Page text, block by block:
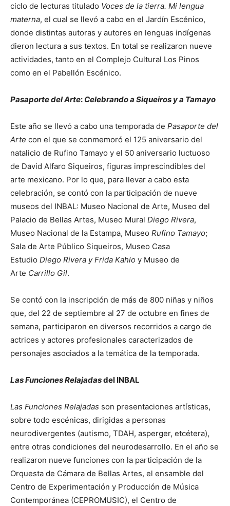
ciclo de lecturas titulado Voces de la tierra. Mi lengua
materna, el cual se llevó a cabo en el Jardín Escénico,
donde distintas autoras y autores en lenguas indígenas
dieron lectura a sus textos. En total se realizaron nueve
actividades, tanto en el Complejo Cultural Los Pinos
como en el Pabellón Escénico.
Pasaporte del Arte: Celebrando a Siqueiros y a Tamayo
Este año se llevó a cabo una temporada de Pasaporte del
Arte con el que se conmemoró el 125 aniversario del
natalicio de Rufino Tamayo y el 50 aniversario luctuoso
de David Alfaro Siqueiros, figuras imprescindibles del
arte mexicano. Por lo que, para llevar a cabo esta
celebración, se contó con la participación de nueve
museos del INBAL: Museo Nacional de Arte, Museo del
Palacio de Bellas Artes, Museo Mural Diego Rivera,
Museo Nacional de la Estampa, Museo Rufino Tamayo;
Sala de Arte Público Siqueiros, Museo Casa
Estudio Diego Rivera y Frida Kahlo y Museo de
Arte Carrillo Gil.
Se contó con la inscripción de más de 800 niñas y niños
que, del 22 de septiembre al 27 de octubre en fines de
semana, participaron en diversos recorridos a cargo de
actrices y actores profesionales caracterizados de
personajes asociados a la temática de la temporada.
Las Funciones Relajadasdel INBAL
Las Funciones Relajadas son presentaciones artísticas,
sobre todo escénicas, dirigidas a personas
neurodivergentes (autismo, TDAH, asperger, etcétera),
entre otras condiciones del neurodesarrollo. En el año se
realizaron nueve funciones con la participación de la
Orquesta de Cámara de Bellas Artes, el ensamble del
Centro de Experimentación y Producción de Música
Contemporánea (CEPROMUSIC), el Centro de